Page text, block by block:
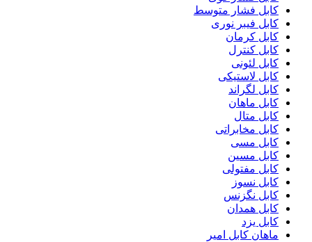
کابل فشار متوسط
کابل فیبر نوری
کابل کرمان
کابل کنترل
کابل لئونی
کابل لاستیکی
کابل لگراند
کابل ماهان
کابل متال
کابل مخابراتی
کابل مسی
کابل مسین
کابل مفتولی
کابل نسوز
کابل نگزنس
کابل همدان
کابل یزد
ماهان کابل امیر